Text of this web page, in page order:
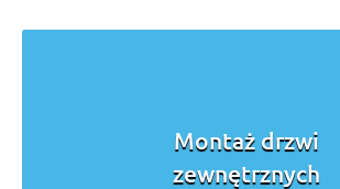
Montaż drzwi
zewnętrznych